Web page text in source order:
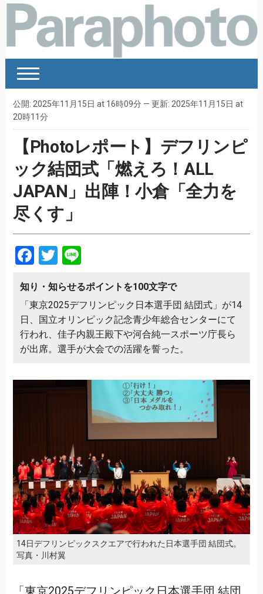
公開: 2025年11月15日 at 16時09分 — 更新: 2025年11月15日 at
20時11分
【Photoレポート】デフリンピ
ック結団式「燃えろ！ALL
JAPAN」出陣！小倉「全力を
尽くす」
Facebook
Twitter
Line
知り・知らせるポイントを100文字で
「東京2025デフリンピック日本選手団 結団式」が14
日、国立オリンピック記念青少年総合センターにて
行われ、佳子内親王殿下や河合純一スポーツ庁長ら
が出席。選手が大会での活躍を誓った。
14日デフリンピックスクエアで行われた日本選手団 結団式。
写真・川村翼